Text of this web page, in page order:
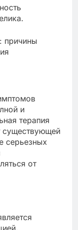
и
терапия
существующей
серьезных
от